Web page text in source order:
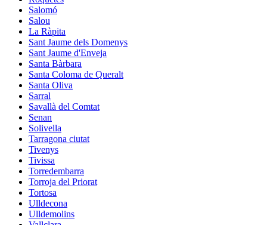
Salomó
Salou
La Ràpita
Sant Jaume dels Domenys
Sant Jaume d'Enveja
Santa Bàrbara
Santa Coloma de Queralt
Santa Oliva
Sarral
Savallà del Comtat
Senan
Solivella
Tarragona ciutat
Tivenys
Tivissa
Torredembarra
Torroja del Priorat
Tortosa
Ulldecona
Ulldemolins